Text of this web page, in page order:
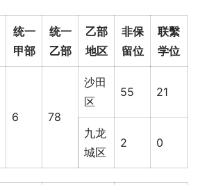
统一
甲部
统一
乙部
乙部
地区
非保
留位
联繫
学位
6 78
沙田
区
55 21
九龙
城区
2 0